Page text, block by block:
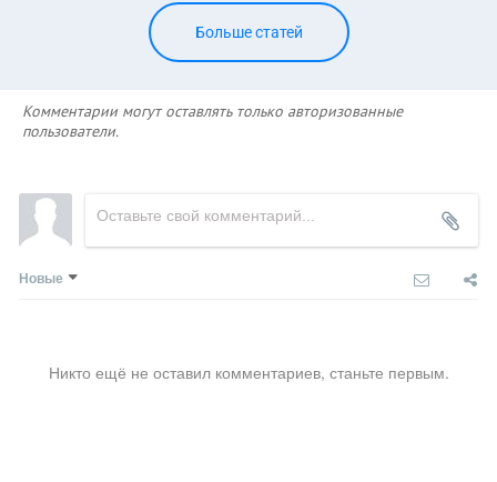
Больше статей
Комментарии могут оставлять только авторизованные
пользователи.
Новые
Никто ещё не оставил комментариев, станьте первым.